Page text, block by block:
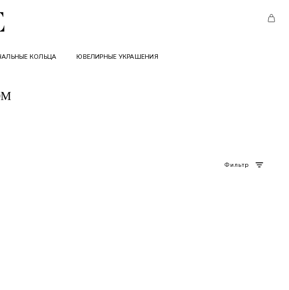
КОЛЬЦА ЮВЕЛИРНЫЕ УКРАШЕНИЯ
Фильтр